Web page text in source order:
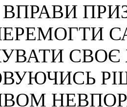
СВОЄ